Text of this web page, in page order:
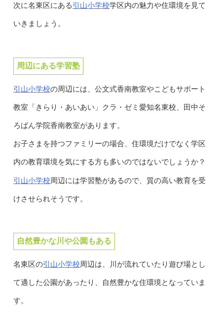
次に名東区にある引山小学校学区内の魅力や住環境を見て
いきましょう。
周辺にある学習塾
引山小学校の周辺には、公文式香南教室やこどもサポート
教室「きらり・あいあい」クラ・ゼミ愛知名東校、田中そ
ろばん学院香南教室があります。
お子さまを持つファミリーの場合、住環境だけでなく学区
内の教育環境を気にする方も多いのではないでしょうか？
引山小学校周辺には学習塾があるので、質の高い教育を受
けさせられそうです。
自然豊かな川や公園もある
名東区の引山小学校周辺は、川が流れていたり遊び場とし
て適した公園があったり、自然豊かな住環境となっていま
す。